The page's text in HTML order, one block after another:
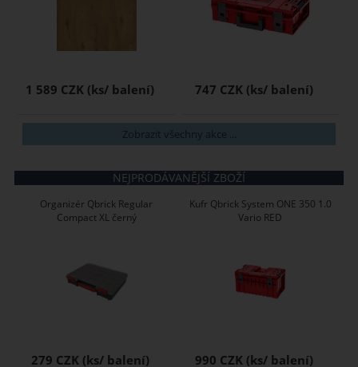
1 589 CZK 747 CZK
Zobrazit všechny akce ...
NEJPRODÁVANĚJŠÍ ZBOŽÍ
Organizér Qbrick Regular
Compact XL černý
279 CZK
Kufr Qbrick System ONE 350 1.0
Vario RED
990 CZK